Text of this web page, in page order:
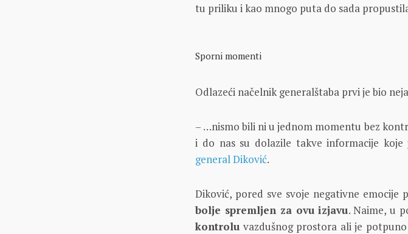
tu priliku i kao mnogo puta do sada
Sporni momenti
Odlazeći načelnik generalštaba prvi je bio
– …nismo bili ni u jednom momentu bez
i do nas su dolazile takve informacije koje
general Diković.
Diković, pored sve svoje negativne emocije
bolje spremljen za ovu izjavu. Naime, u
kontrolu vazdušnog prostora ali je